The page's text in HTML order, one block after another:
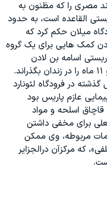
مصری را که مظنون به
القاعده است، به حدود
ميلان حکم کرد که
کمک هايی برای يک گروه
اسامه بن لادن
استخدام کرده بود، يک سال و ۱۱ ماه را در زندان بگذراند.
در فرودگاه لئونارد
عازم پاريس بود
اسلحه و مواد
برای مخفی داشتن
مربوطه، وی ممکن
که مرکزآن درالجزاير